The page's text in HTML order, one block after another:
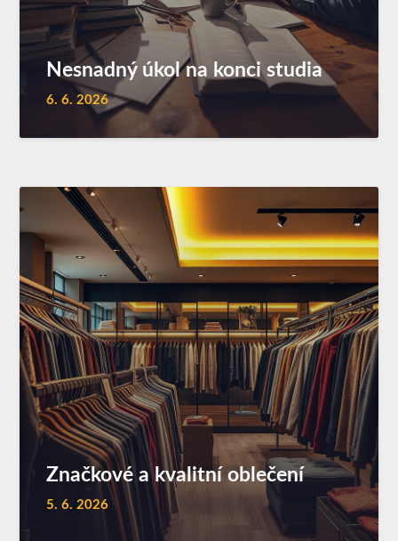
Nesnadný úkol na konci studia
6. 6. 2026
Značkové a kvalitní oblečení
5. 6. 2026